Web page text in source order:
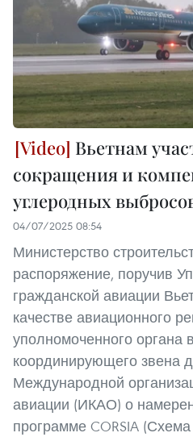
Вьетнам
сокращения и
углеродных
04/07/2025 08:54
Министерство
распоряжение, поручив
гражданской авиации
качестве авиационного
уполномоченного органа
координирующего звена
Международной
авиации (ИКАО) о
программе CORSIA